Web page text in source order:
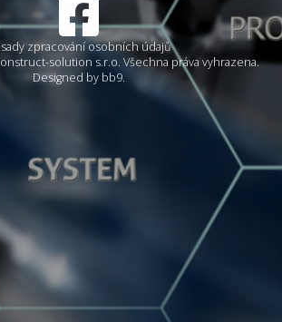
zpracování osobních údajů
solution s.r.o. Všechna práva vyhrazena.
Designed by bb9.